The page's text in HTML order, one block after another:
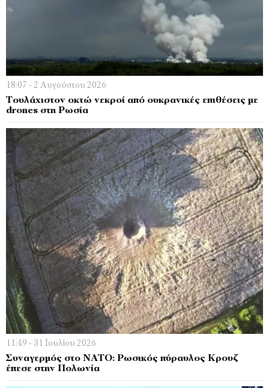
18:07 - 2 Αυγούστου 2026
Τουλάχιστον οκτώ νεκροί από ουκρανικές επιθέσεις με
drones στη Ρωσία
11:49 - 31 Ιουλίου 2026
Συναγερμός στο ΝΑΤΟ: Ρωσικός πύραυλος Κρουζ
έπεσε στην Πολωνία